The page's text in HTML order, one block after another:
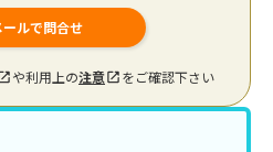
ールで問合せ
や利用上の注意 をご確認下さい